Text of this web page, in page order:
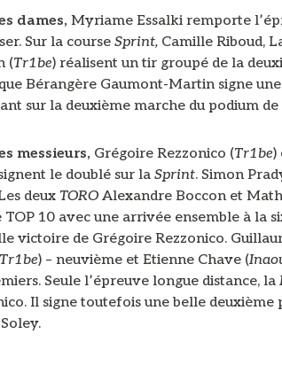
dames, Myriame Essalki remporte
Sur la course Sprint, Camille Riboud,
(Tr1be) réalisent un tir groupé de la
Bérangère Gaumont-Martin signe
sur la deuxième marche du podium de
messieurs, Grégoire Rezzonico (Tr1be)
le doublé sur la Sprint. Simon
deux TOROAlexandre Boccon et
TOP 10 avec une arrivée ensemble à la
victoire de Grégoire Rezzonico.
Tr1be) – neuvième et Etienne Chave (
Seule l’épreuve longue distance, la
Il signe toutefois une belle deuxième